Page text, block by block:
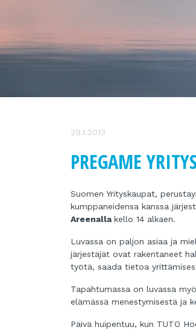
29.1.2013
PREGAME
Suomen Yrityskaupat,
kumppaneidensa kanssa
Areenallakello 14 alkaen.
Luvassa on paljon asiaa ja
järjestäjät ovat rakentaneet
työtä, saada tietoa
Tapahtumassa on luvassa
elämässä menestymisestä ja
Päivä huipentuu, kun TUTO